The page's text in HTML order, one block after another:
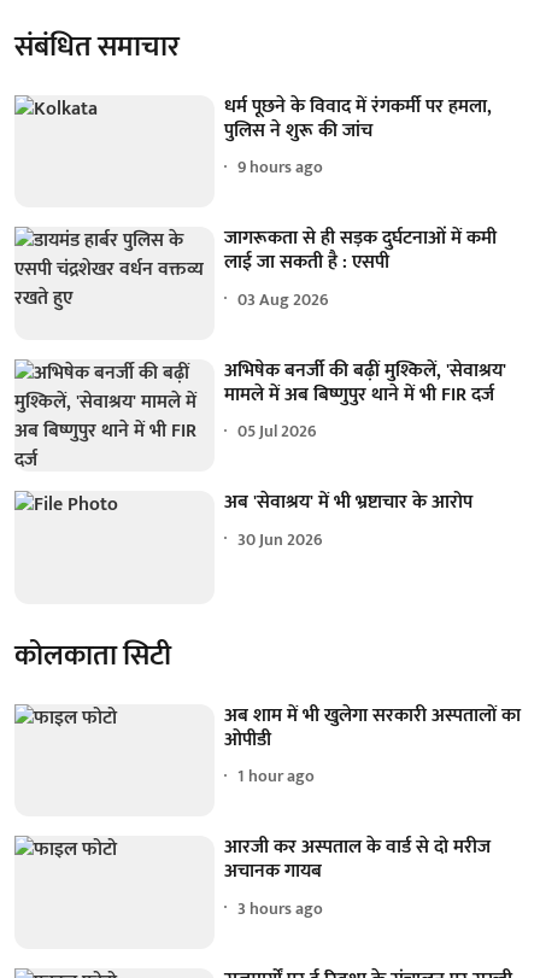
संबंधित समाचार
धर्म पूछने के विवाद में रंगकर्मी पर हमला,
पुलिस ने शुरू की जांच
9 hours ago
जागरूकता से ही सड़क दुर्घटनाओं में कमी
लाई जा सकती है : एसपी
03 Aug 2026
अभिषेक बनर्जी की बढ़ीं मुश्किलें, 'सेवाश्रय'
मामले में अब बिष्णुपुर थाने में भी FIR दर्ज
05 Jul 2026
अब 'सेवाश्रय' में भी भ्रष्टाचार के आरोप
30 Jun 2026
कोलकाता सिटी
अब शाम में भी खुलेगा सरकारी अस्पतालों का
ओपीडी
1 hour ago
आरजी कर अस्पताल के वार्ड से दो मरीज
अचानक गायब
3 hours ago